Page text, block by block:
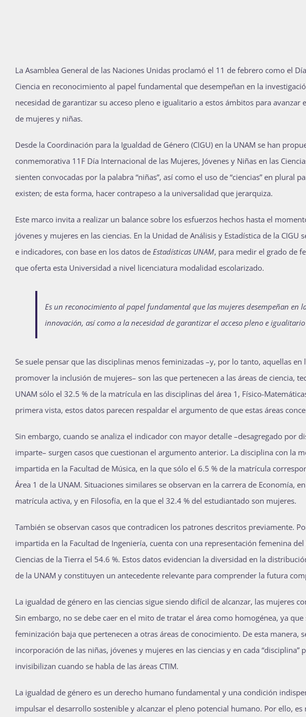
L a Asamblea General de las Naciones Unidas proclamó el 11 de febrero como el
Ciencia en reconocimiento al papel fundamental que desempeñan en la
necesidad de garantizar su acceso pleno e igualitario a estos ámbitos para
de mujeres y niñas.
Desde la Coordinación para la Igualdad de Género (CIGU) en la UNAM se han
conmemorativa 11F Día Internacional de las Mujeres, Jóvenes y Niñas en las
sienten convocadas por la palabra “niñas”, así como el uso de “ciencias” en plural
existen; de esta forma, hacer contrapeso a la universalidad que jerarquiza.
Este marco invita a realizar un balance sobre los esfuerzos hechos hasta el
jóvenes y mujeres en las ciencias. En la Unidad de Análisis y Estadística de la
e indicadores, con base en los datos de Estadísticas UNAM, para medir el grado de
que oferta esta Universidad a nivel licenciatura modalidad escolarizado.
Es un reconocimiento al papel fundamental que las mujeres desempeñan en
innovación, así como a la necesidad de garantizar el acceso pleno e igualitario
Se suele pensar que las disciplinas menos feminizadas –y, por lo tanto, aquellas
promover la inclusión de mujeres– son las que pertenecen a las áreas de ciencia,
UNAM sólo el 32.5 % de la matrícula en las disciplinas del área 1, Físico-
primera vista, estos datos parecen respaldar el argumento de que estas áreas
Sin embargo, cuando se analiza el indicador con mayor detalle –desagregado por
imparte– surgen casos que cuestionan el argumento anterior. La disciplina con la
impartida en la Facultad de Música, en la que sólo el 6.5 % de la matrícula
Área 1 de la UNAM. Situaciones similares se observan en la carrera de Economía,
matrícula activa, y en Filosofía, en la que el 32.4 % del estudiantado son mujeres.
También se observan casos que contradicen los patrones descritos previamente.
impartida en la Facultad de Ingeniería, cuenta con una representación femenina
Ciencias de la Tierra el 54.6 %. Estos datos evidencian la diversidad en la
de la UNAM y constituyen un antecedente relevante para comprender la futura
La igualdad de género en las ciencias sigue siendo difícil de alcanzar, las mujeres
Sin embargo, no se debe caer en el mito de tratar el área como homogénea, ya
feminización baja que pertenecen a otras áreas de conocimiento. De esta manera,
incorporación de las niñas, jóvenes y mujeres en las ciencias y en cada “disciplina”
invisibilizan cuando se habla de las áreas CTIM.
La igualdad de género es un derecho humano fundamental y una condición
impulsar el desarrollo sostenible y alcanzar el pleno potencial humano. Por ello,